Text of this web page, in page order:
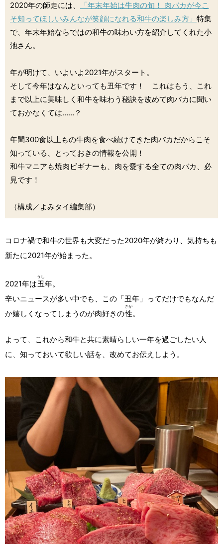
2020年の師走には、
「年末年始は牛肉の旬！ 肉バカが今こ
そ知ってほしいみんなが笑顔になれる和牛の楽しみ方」 特集
で、年末年始ならではの和牛の味わい方を紹介してくれた小
池さん。
年が明けて、いよいよ2021年がスタート。
そして今年はなんといっても丑年です！ これはもう、これ
まで以上に美味しく和牛を味わう秘訣を改めて肉バカに聞い
ておかなくては……？
年間300食以上もの牛肉を食べ続けてきた肉バカだからこそ
知っている、とっておきの情報を公開！
和牛マニアも焼肉ビギナーも、肉を愛する全ての肉バカ、必
見です！
（構成／よみタイ編集部）
コロナ禍で和牛の世界も大変だった2020年が終わり、気持ちも
新たに2021年が始まった。
2021年は丑
うし
年。
辛いニュースが多い中でも、この「丑年」ってだけでもなんだ
か嬉しくなってしまうのが肉好きの性
さが
。
よって、これから和牛と共に素晴らしい一年を過ごしたい人
に、知っておいて欲しい話を、改めてお伝えしよう。